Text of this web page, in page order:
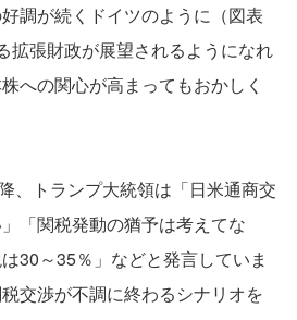
調が続くドイツのように（図表
拡張財政が展望されるようになれ
への関心が高まってもおかしく
、トランプ大統領は「日米通商交
「関税発動の猶予は考えてな
30～35％」などと発言していま
交渉が不調に終わるシナリオを